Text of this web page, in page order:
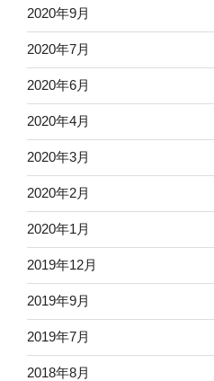
2020年9月
2020年7月
2020年6月
2020年4月
2020年3月
2020年2月
2020年1月
2019年12月
2019年9月
2019年7月
2018年8月